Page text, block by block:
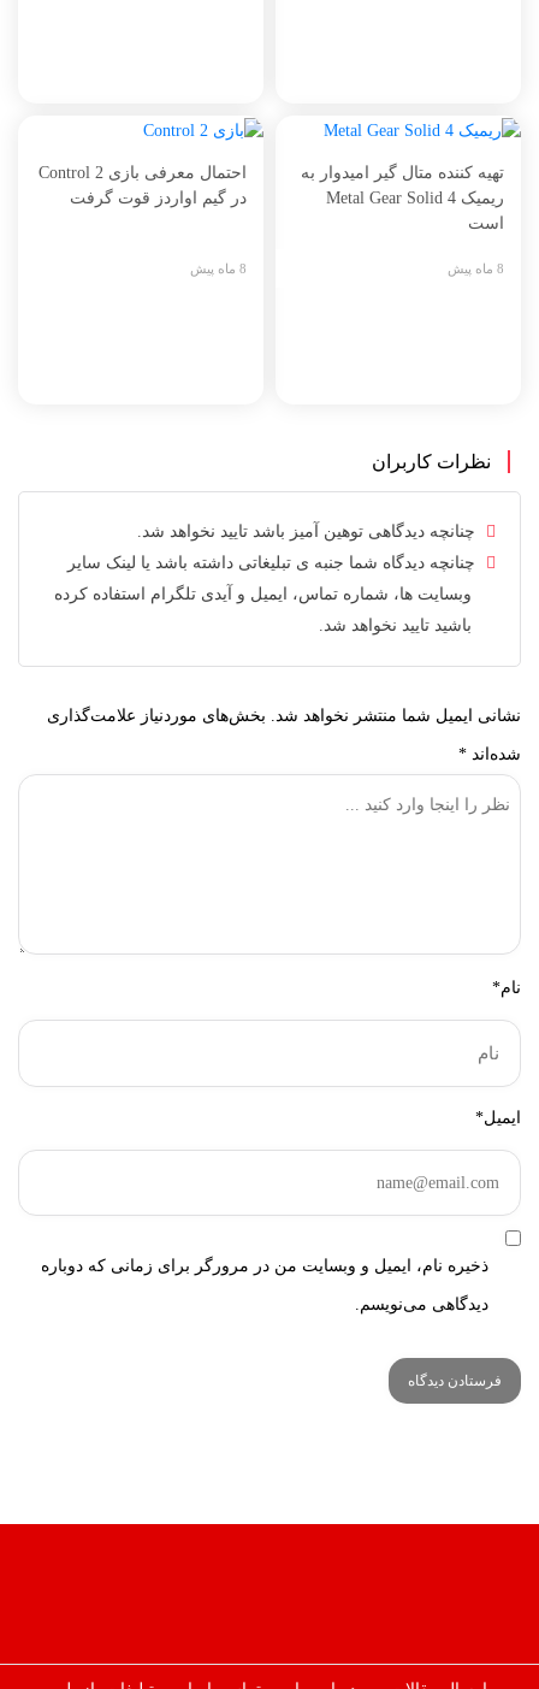
تهیه کننده متال گیر امیدوار به
ریمیک Metal Gear Solid 4
است
8 ماه پیش
احتمال معرفی بازی Control 2
در گیم اواردز قوت گرفت
8 ماه پیش
نظرات کاربران
چنانچه دیدگاهی توهین آمیز باشد تایید نخواهد شد.
چنانچه دیدگاه شما جنبه ی تبلیغاتی داشته باشد یا لینک سایر
وبسایت ها، شماره تماس، ایمیل و آیدی تلگرام استفاده کرده
باشید تایید نخواهد شد.
نشانی ایمیل شما منتشر نخواهد شد. بخش‌های موردنیاز علامت‌گذاری
شده‌اند *
نام*
ایمیل*
ذخیره نام، ایمیل و وبسایت من در مرورگر برای زمانی که دوباره
دیدگاهی می‌نویسم.